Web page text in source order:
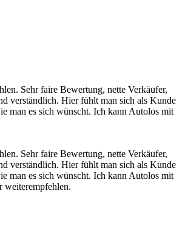
Sehr faire Bewertung, nette Verkäufer,
verständlich. Hier fühlt man sich als Kunde
man es sich wünscht. Ich kann Autolos mit
Sehr faire Bewertung, nette Verkäufer,
verständlich. Hier fühlt man sich als Kunde
man es sich wünscht. Ich kann Autolos mit
weiterempfehlen.